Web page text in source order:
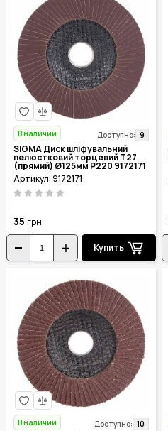
В наличии Доступно: 9
SIGMA Диск шліфувальний
пелюстковий торцевий Т27
(прямий) Ø125мм P220 9172171
Артикул: 9172171
35 грн
Купить
В наличии Доступно: 10